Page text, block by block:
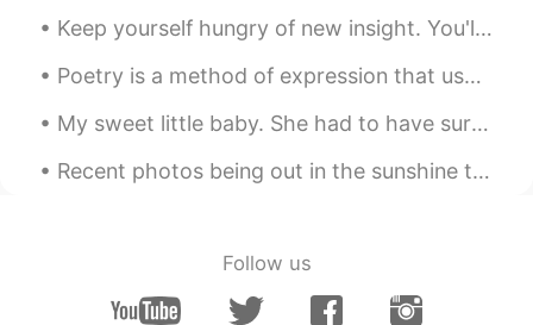
Where it this?
Keep yourself hungry of new insight. You'll never grow if you got stuck only to one thing. Broad ...
Poetry is a method of expression that uses specific words, their meaning or interpretation and rh...
My sweet little baby. She had to have surgery on her mouth. It was risky because she is old. She ...
Recent photos being out in the sunshine this week. I'm, liiiike, 99% sure these are all hibiscus ...
Follow us